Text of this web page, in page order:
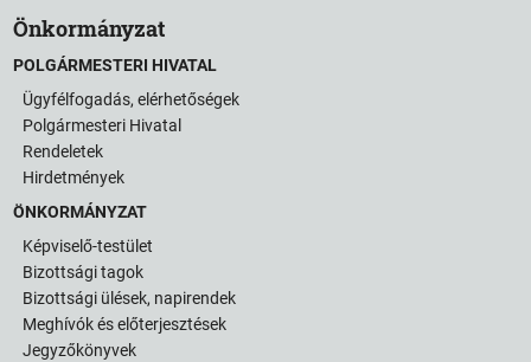
Önkormányzat
POLGÁRMESTERI HIVATAL
Ügyfélfogadás, elérhetőségek
Polgármesteri Hivatal
Rendeletek
Hirdetmények
ÖNKORMÁNYZAT
Képviselő-testület
Bizottsági tagok
Bizottsági ülések, napirendek
Meghívók és előterjesztések
Jegyzőkönyvek